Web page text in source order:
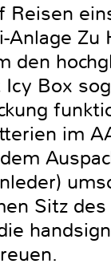
Reisen
Anlage
den
Box
im
Sitz